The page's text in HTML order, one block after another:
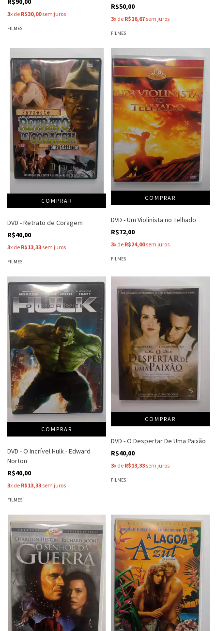
3x de R$30,00sem juros
FILMES
R$50,00
3x de R$16,67 sem juros
FILMES
DVD - Retrato de Coragem
R$40,00
3x de R$13,33 sem juros
FILMES
DVD - Um Violinista no Telhado
R$72,00
3x de R$24,00sem juros
FILMES
DVD - O Incrível Hulk - Edward
Norton
R$40,00
3x de R$13,33 sem juros
FILMES
DVD - O Despertar De Uma Paixão
R$40,00
3x de R$13,33 sem juros
FILMES